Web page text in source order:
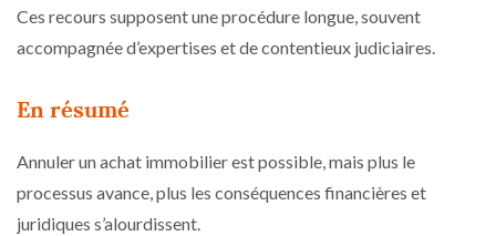
Ces recours supposent une procédure longue, souvent
accompagnée d’expertises et de contentieux judiciaires.
En résumé
Annuler un achat immobilier est possible, mais plus le
processus avance, plus les conséquences financières et
juridiques s’alourdissent.